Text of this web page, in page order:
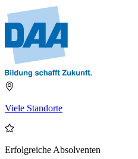
Viele Standorte
Erfolgreiche Absolventen